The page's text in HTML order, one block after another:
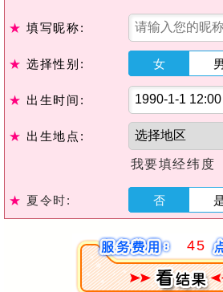
★填写昵称:
★选择性别: 女 男
★ 出生时间:
★ 出生地点:
我要填经纬度
★ 夏令时: 否
45